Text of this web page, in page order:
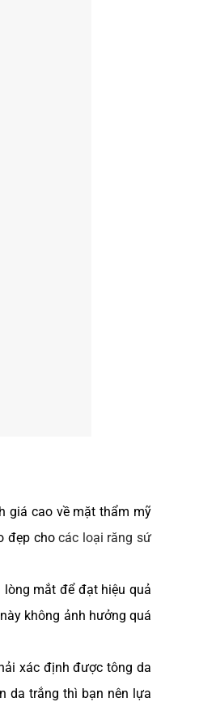
giá cao về mặt thẩm mỹ
đẹp chocác loại răng sứ
mắt để đạt hiệu quả
không ảnh hưởng quá
xác định được tông da
da trắng thì bạn nên lựa